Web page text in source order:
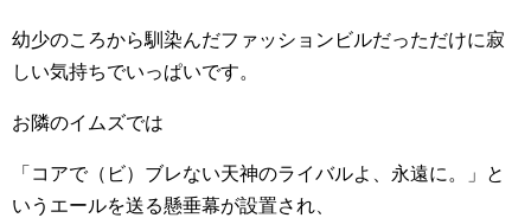
幼少のころから馴染んだファッションビルだっただけに寂
しい気持ちでいっぱいです。
お隣のイムズでは
「コアで（ビ）ブレない天神のライバルよ、永遠に。」と
いうエールを送る懸垂幕が設置され、